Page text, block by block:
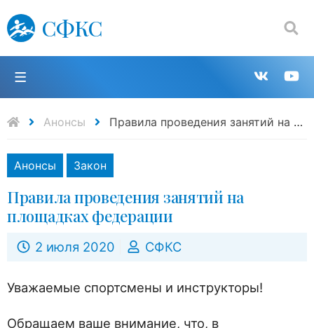
СФКС
Поиск:
в
Анонсы Правила проведения занятий на площадках федерации
Анонсы Закон
Правила проведения занятий на
площадках федерации
2 июля 2020 СФКС
Уважаемые спортсмены и инструкторы!
Обращаем ваше внимание, что, в